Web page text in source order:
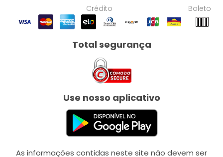
Crédito Boleto
Total segurança
Use nosso aplicativo
As informações contidas neste site não devem ser